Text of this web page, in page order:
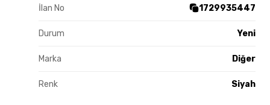
İlan No 1729935447
Durum Yeni
Marka Diğer
Renk Siyah